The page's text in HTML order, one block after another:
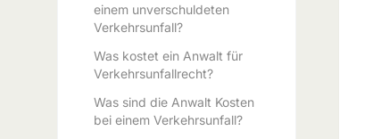
einem unverschuldeten
Verkehrsunfall?
Was kostet ein Anwalt für
Verkehrsunfallrecht?
Was sind die Anwalt Kosten
bei einem Verkehrsunfall?